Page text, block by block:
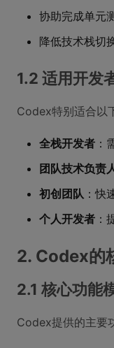
协助完成单元
降低技术栈切
1.2 适用开发
Codex特别适合以
全栈开发者 ：
团队技术负责
初创团队 ：快
个人开发者 ：
2. Codex的
2.1 核心功能
Codex提供的主要